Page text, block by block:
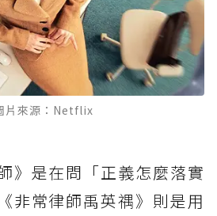
片來源：Netflix
》是在問「正義怎麼落實
非常律師禹英禑》則是用